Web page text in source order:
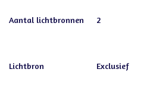
Aantal lichtbronnen 2
Lichtbron Exclusief